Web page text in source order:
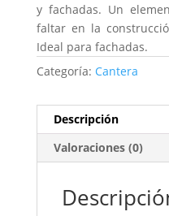
y fachadas. Un
faltar en la
Ideal para fachadas.
Categoría: Cantera
Descripción
Valoraciones (0)